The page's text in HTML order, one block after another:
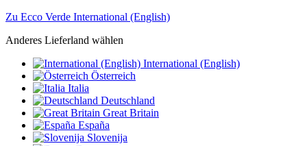
Zu Ecco Verde International (English)
Anderes Lieferland wählen
International (English)
Österreich
Italia
Deutschland
Great Britain
España
Slovenija